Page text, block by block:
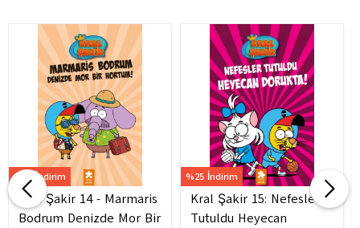
%25 İndirim
Kral Şakir 14 - Marmaris
Bodrum Denizde Mor Bir
%25 İndirim
Kral Şakir 15: Nefesler
Tutuldu Heyecan